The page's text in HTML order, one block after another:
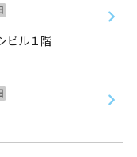
ビル１階